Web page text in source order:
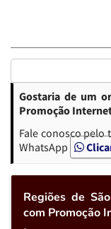
Gostaria de um
Promoção
Fale conosco pelo
WhatsApp
Regiões de
com Promoção